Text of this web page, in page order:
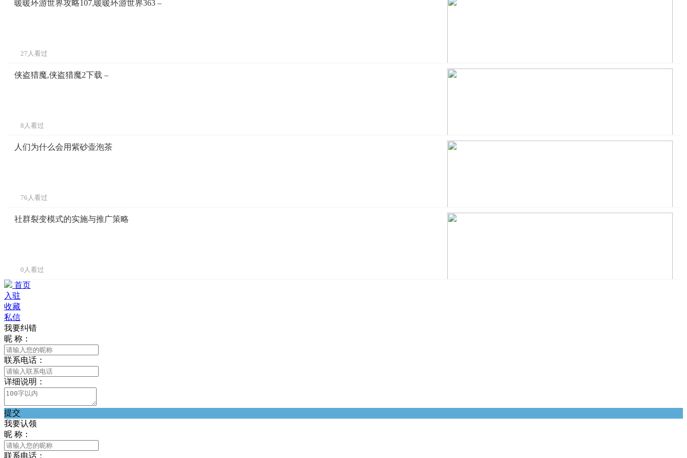
暖暖环游世界攻略107,暖暖环游世界363 –
27人看过
侠盗猎魔,侠盗猎魔2下载 –
8人看过
人们为什么会用紫砂壶泡茶
76人看过
社群裂变模式的实施与推广策略
0人看过
首页
入驻
收藏
私信
我要纠错
昵 称：
联系电话：
详细说明：
提交
我要认领
昵 称：
联系电话：